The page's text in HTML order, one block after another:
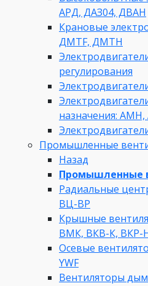
АРД, ДАЗ04, ДВАН
Крановые
ДMTF, ДМТН
регулирования
назначения:
Промышленные
Назад
Промышленные
Радиальные
ВЦ-ВР
Крышные
ВМК, ВКВ-К, ВКР-
Осевые
YWF
Вентиляторы